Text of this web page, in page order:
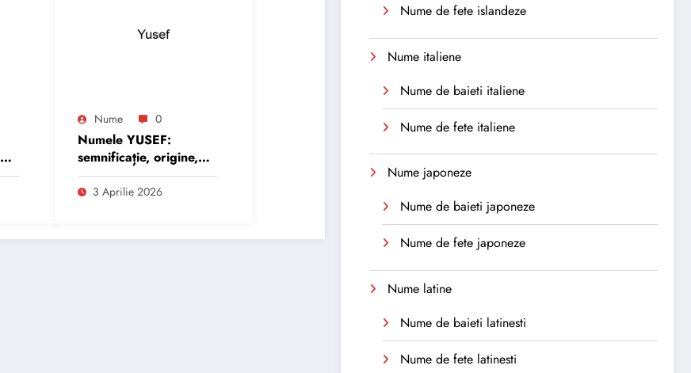
Nume 0
Numele YUSEF:
semnificație, origine,
trăsături și
personalitate
3 Aprilie 2026
Nume de fete islandeze
Nume italiene
Nume de baieti italiene
Nume de fete italiene
Nume japoneze
Nume de baieti japoneze
Nume de fete japoneze
Nume latine
Nume de baieti latinesti
Nume de fete latinesti